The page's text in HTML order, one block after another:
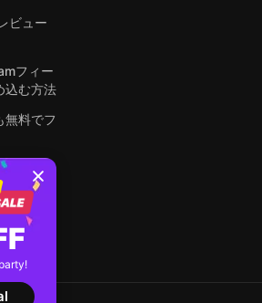
ビュー
フィー
込む方法
無料でフ
フ